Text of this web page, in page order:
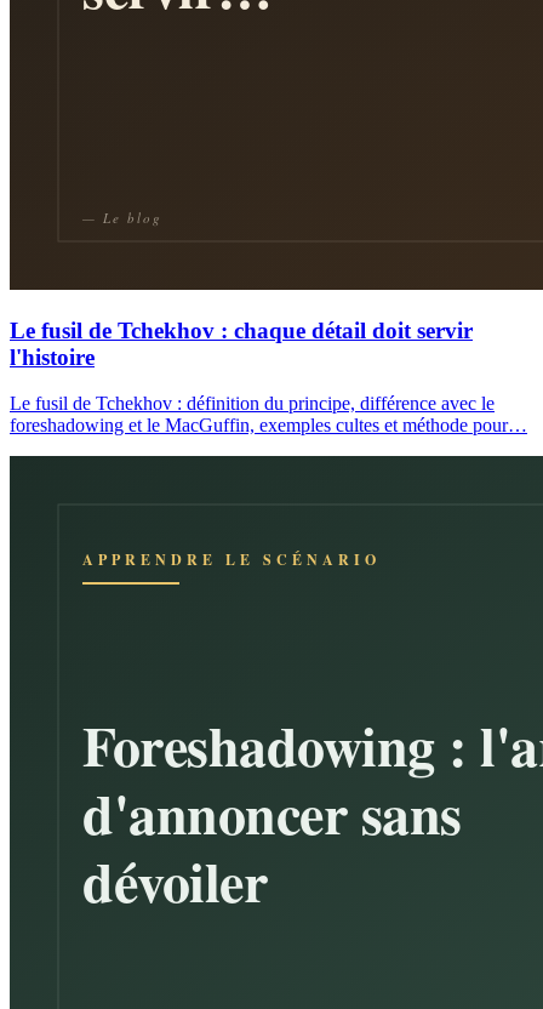
Le fusil de Tchekhov : chaque détail doit servir
l'histoire
Le fusil de Tchekhov : définition du principe, différence avec le
foreshadowing et le MacGuffin, exemples cultes et méthode pour…